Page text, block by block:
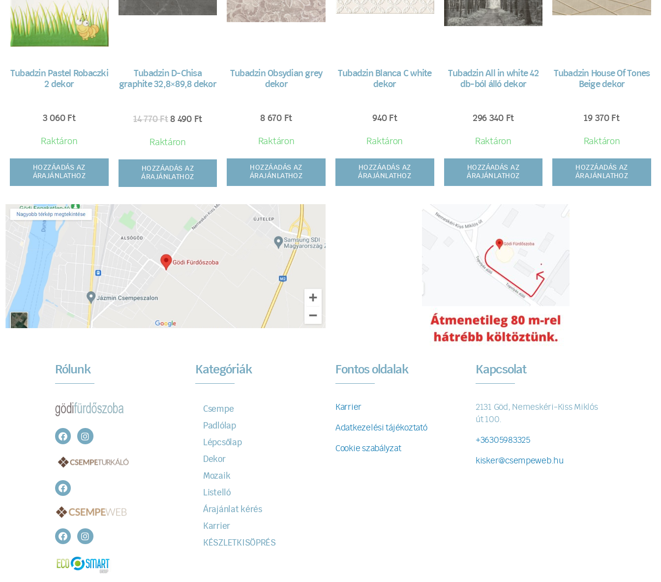
Tubadzin Pastel Robaczki
2 dekor
3 060 Ft
Raktáron
HOZZÁADÁS AZ
ÁRAJÁNLATHOZ
Tubadzin D-Chisa
graphite 32,8×89,8 dekor
14 770Ft 8 490 Ft
Raktáron
HOZZÁADÁS AZ
ÁRAJÁNLATHOZ
Tubadzin Obsydian grey
dekor
8 670 Ft
Raktáron
HOZZÁADÁS AZ
ÁRAJÁNLATHOZ
Tubadzin Blanca C white
dekor
940 Ft
Raktáron
HOZZÁADÁS AZ
ÁRAJÁNLATHOZ
Tubadzin All in white 42
db-ból álló dekor
296 340 Ft
Raktáron
HOZZÁADÁS AZ
ÁRAJÁNLATHOZ
Tubadzin House Of Tones
Beige dekor
19 370 Ft
Raktáron
HOZZÁADÁS AZ
ÁRAJÁNLATHOZ
Rólunk Kategóriák
Csempe
Padlólap
Lépcsőlap
Dekor
Mozaik
Listelló
Árajánlat kérés
Karrier
KÉSZLETKISÖPRÉS
Fontos oldalak
Karrier
Adatkezelési tájékoztató
Cookie szabályzat
Kapcsolat
2131 Göd, Nemeskéri-Kiss Miklós
út 100.
+36305983325
kisker@csempeweb.hu